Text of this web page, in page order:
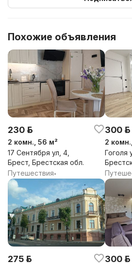
сервиса.
столовые приборы
Мы заботимся о вашем
удобстве
Заселение возможно в удобное
согласованию)
Мы рады сделать ваше
Похожие объявления
230 р.
2 комн., 56 м²
17 Сентября ул, 4,
Брест, Брестская обл.
Путешествия•
300 р.
2
Гоголя
275 р. 300 р.